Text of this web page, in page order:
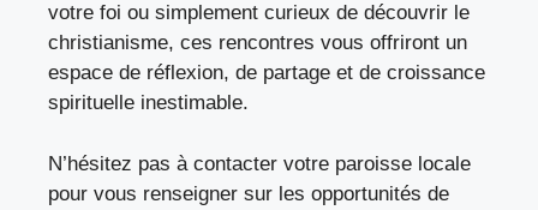
votre foi ou simplement curieux de découvrir le
christianisme, ces rencontres vous offriront un
espace de réflexion, de partage et de croissance
spirituelle inestimable.
N’hésitez pas à contacter votre paroisse locale
pour vous renseigner sur les opportunités de